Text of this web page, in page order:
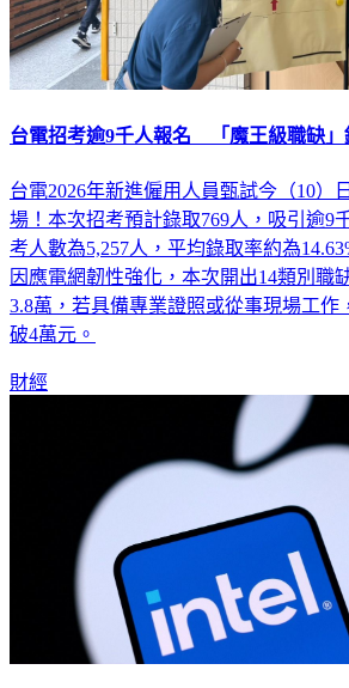
台電2026年新進僱用人員甄試今（10）
場！本次招考預計錄取769人，吸引逾9
考人數為5,257人，平均錄取率約為
因應電網韌性強化，本次開出14類別職
3.8萬，若具備專業證照或從事現場工作